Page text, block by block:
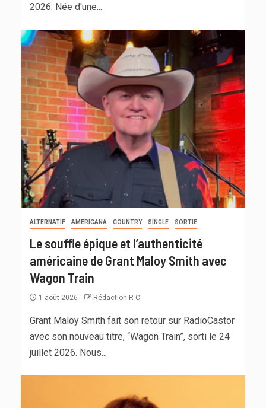
2026. Née d'une...
ALTERNATIF AMERICANA COUNTRY SINGLE SORTIE
Le souffle épique et l’authenticité
américaine de Grant Maloy Smith avec
Wagon Train
1 août 2026 Rédaction R C
Grant Maloy Smith fait son retour sur RadioCastor
avec son nouveau titre, “Wagon Train”, sorti le 24
juillet 2026. Nous...